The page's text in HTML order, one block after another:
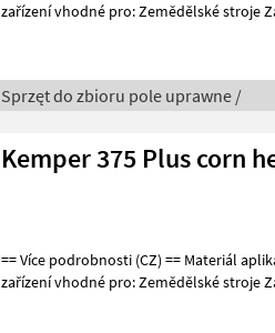
zařízení vhodné pro: Zemědělské stroje
Sprzęt do zbioru pole uprawne /
Kemper 375 Plus corn
== Více podrobnosti (CZ) == Materiál aplikace: Kukuřice Přídavné
zařízení vhodné pro: Zemědělské stroje